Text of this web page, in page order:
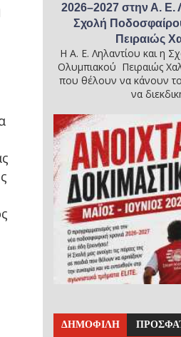
2026–2027 στην Α. Ε.
Σχολή
Πειραιώς
Η Α. Ε. Ληλαντίου και η
Ολυμπιακού Πειραιώς
που θέλουν να κάνουν
να
ΔΗΜΟΦΙΛΗ